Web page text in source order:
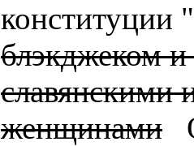
конституции
блэкджеком
славянскими
женщинами